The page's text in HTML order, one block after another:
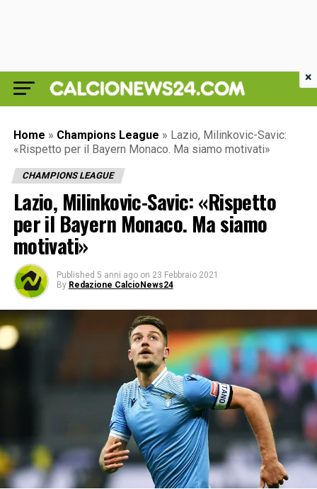
Home » Champions League » Lazio, Milinkovic-Savic:
«Rispetto per il Bayern Monaco. Ma siamo motivati»
CHAMPIONS LEAGUE
Lazio, Milinkovic-Savic: «Rispetto
per il Bayern Monaco. Ma siamo
motivati»
Published 5 anni ago on 23 Febbraio 2021
By Redazione CalcioNews24
×